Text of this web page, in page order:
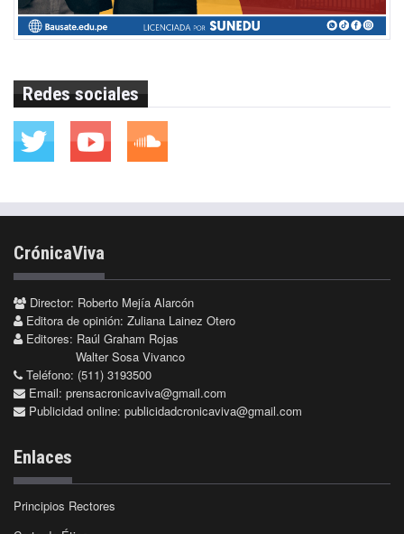
Redes sociales
CrónicaViva
Director: Roberto Mejía Alarcón
Editora de opinión: Zuliana Lainez Otero
Editores: Raúl Graham Rojas
Walter Sosa Vivanco
Teléfono: (511) 3193500
Email: prensacronicaviva@gmail.com
Publicidad online: publicidadcronicaviva@gmail.com
Enlaces
Principios Rectores